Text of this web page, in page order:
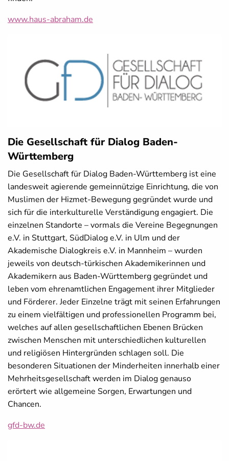
www.haus-abraham.de
Die Gesellschaft für Dialog Baden-
Württemberg
Die Gesellschaft für Dialog Baden-Württemberg ist eine
landesweit agierende gemeinnützige Einrichtung, die von
Muslimen der Hizmet-Bewegung gegründet wurde und
sich für die interkulturelle Verständigung engagiert. Die
einzelnen Standorte – vormals die Vereine Begegnungen
e.V. in Stuttgart, SüdDialog e.V. in Ulm und der
Akademische Dialogkreis e.V. in Mannheim – wurden
jeweils von deutsch-türkischen Akademikerinnen und
Akademikern aus Baden-Württemberg gegründet und
leben vom ehrenamtlichen Engagement ihrer Mitglieder
und Förderer. Jeder Einzelne trägt mit seinen Erfahrungen
zu einem vielfältigen und professionellen Programm bei,
welches auf allen gesellschaftlichen Ebenen Brücken
zwischen Menschen mit unterschiedlichen kulturellen
und religiösen Hintergründen schlagen soll. Die
besonderen Situationen der Minderheiten innerhalb einer
Mehrheitsgesellschaft werden im Dialog genauso
erörtert wie allgemeine Sorgen, Erwartungen und
Chancen.
gfd-bw.de